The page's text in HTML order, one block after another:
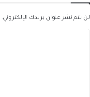
لن يتم نشر عنوان بريدك الإلكتروني.